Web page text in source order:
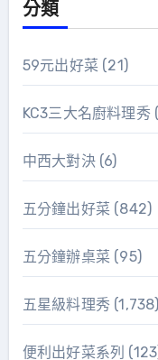
分類
59元出好菜 (21)
KC3三大名廚料理秀
中西大對決(6)
五分鐘出好菜 (842)
五分鐘辦桌菜 (95)
五星級料理秀(1,738)
便利出好菜系列